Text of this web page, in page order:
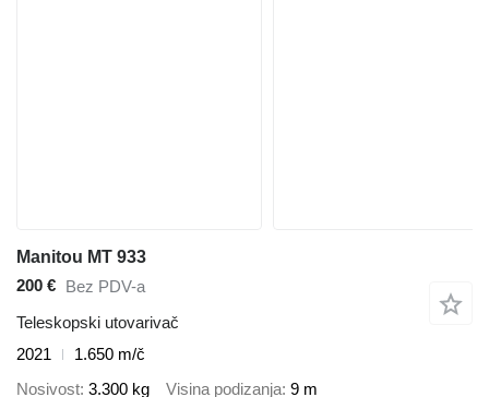
Manitou MT 933
200 € Bez PDV-a
Teleskopski utovarivač
2021
1.650 m/č
Nosivost 3.300 kg Visina podizanja 9 m